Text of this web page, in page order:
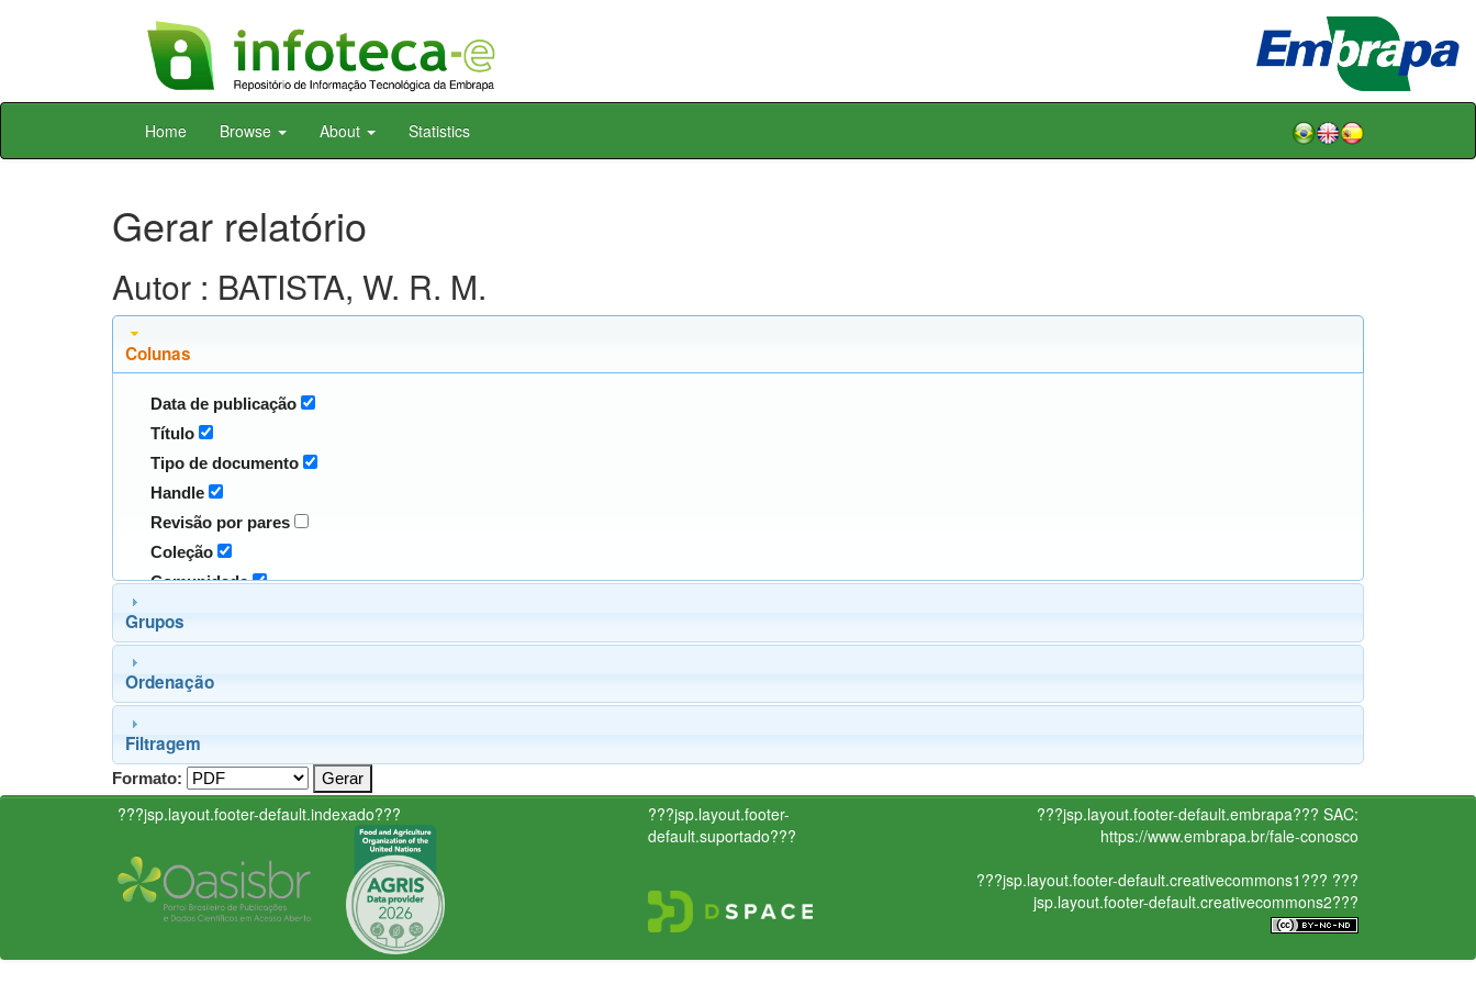
Skip
Home Browse About Statistics
Gerar relatório
Autor : BATISTA, W. R. M.
Colunas
Data de publicação
Título
Tipo de documento
Handle
Revisão por pares
Coleção
Comunidade
Grupos
Ordenação
Filtragem
Formato:
???jsp.layout.footer-default.indexado???
???jsp.layout.footer-
default.suportado???
???jsp.layout.footer-default.embrapa??? SAC:
https://www.embrapa.br/fale-conosco
???jsp.layout.footer-default.creativecommons1??? ???
jsp.layout.footer-default.creativecommons2???